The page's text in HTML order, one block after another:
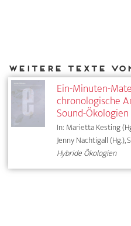
Ein-Minuten-
chronologische
Sound-Ökologien
In: Marietta Kesting
Jenny Nachtigall (Hg.),
Hybride Ökologien